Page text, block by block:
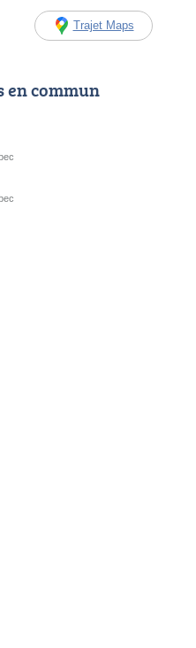
Trajet Maps
commun